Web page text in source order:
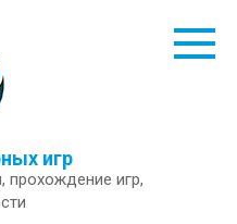
игр
игр,